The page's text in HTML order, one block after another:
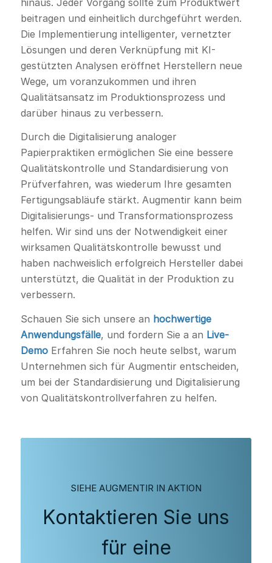
beitragen und einheitlich durchgeführt werden.
Die Implementierung intelligenter, vernetzter
Lösungen und deren Verknüpfung mit KI-
gestützten Analysen eröffnet Herstellern neue
Wege, um voranzukommen und ihren
Qualitätsansatz im Produktionsprozess und
darüber hinaus zu verbessern.
Durch die Digitalisierung analoger
Papierpraktiken ermöglichen Sie eine bessere
Qualitätskontrolle und Standardisierung von
Prüfverfahren, was wiederum Ihre gesamten
Fertigungsabläufe stärkt. Augmentir kann beim
Digitalisierungs- und Transformationsprozess
helfen. Wir sind uns der Notwendigkeit einer
wirksamen Qualitätskontrolle bewusst und
haben nachweislich erfolgreich Hersteller dabei
unterstützt, die Qualität in der Produktion zu
verbessern.
Schauen Sie sich unsere an hochwertige
Anwendungsfälle, und fordern Sie a an Live-
DemoErfahren Sie noch heute selbst, warum
Unternehmen sich für Augmentir entscheiden,
um bei der Standardisierung und Digitalisierung
von Qualitätskontrollverfahren zu helfen.
SIEHE AUGMENTIR IN AKTION
Kontaktieren Sie uns
für eine